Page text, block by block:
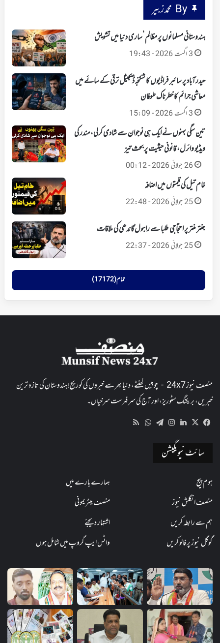
By محمد زبیر
ہندوستانی مسلمانوں پر مظالم ‘ساری دنیا میں تشویش
3 اگست 2026 - 19:43
حیدرآباد پر سائبر فراڈیوں کا شکنجہ‘ ڈیجیٹل ترقی کے سائے میں
معاشی جرائم کا خطرناک طوفان
3 اگست 2026 - 15:09
تین سگی بہنوں نے ایک ہی نوجوان سے شادی کرلی، مندر کی
ویڈیو وائرل، قانونی حیثیت پر بحث تیز
26 جولائی 2026 - 00:12
خام تیل کی قیمتوں میں اضافہ
25 جولائی 2026 - 22:48
جنتر منتر پر احتجاجی طلبا سے راہول گاندھی کی ملاقات
25 جولائی 2026 - 22:37
تمام (17172)
منصف نیوز 24x7 - چوبیس گھنٹے، دنیا بھر سے خبروں کی کوریج! ہندوستان کی تازہ ترین
خبریں، بریکنگ سٹوریز، اور آج کی سرفہرست سرخیاں۔
Facebook
X
LinkedIn
Instagram
Telegram
WhatsApp
سائٹ نیویگیشن
ہوم پیج
ہمارے بارے میں
منصف انگلش نیوز
منصف میٹریمونی
ہم سے رابطہ کریں
اشتہار دیجئے
گوگل نیوز پر فالو کریں
واٹس ایپ گروپ میں شامل ہوں